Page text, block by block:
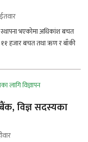
भएकोमा अधिकांश बचत
हजार बचत तथा ऋण र बाँकी
विज्ञ सदस्यका